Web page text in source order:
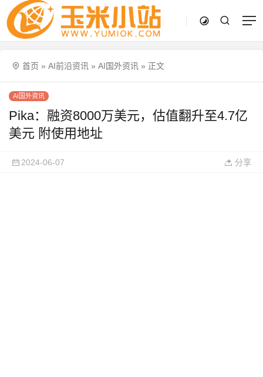
首页 » AI前沿资讯 » AI国外资讯 » 正文
AI国外资讯
Pika：融资8000万美元，估值翻升至4.7亿
美元 附使用地址
2024-06-07 分享